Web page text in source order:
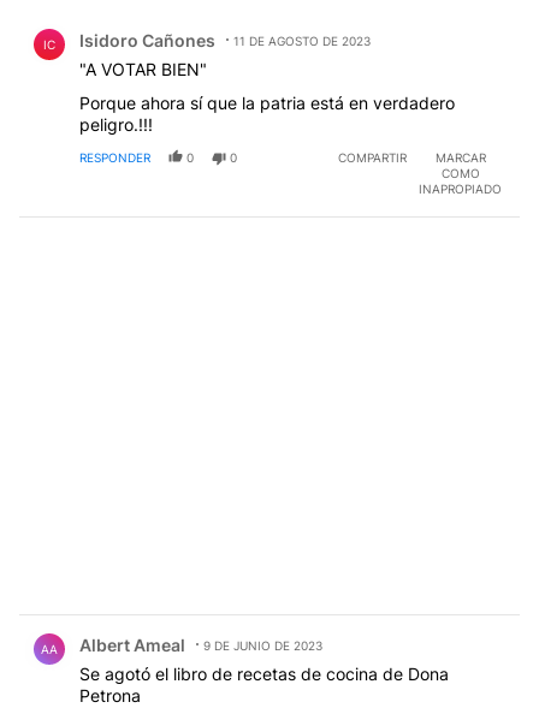
IC Isidoro Cañones 11 DE AGOSTO DE 2023
"A VOTAR BIEN"
Porque ahora sí que la patria está en verdadero
peligro.!!!
RESPONDER 0 0 COMPARTIR
MARCAR
COMO
INAPROPIADO
AA Albert Ameal 9 DE JUNIO DE 2023
Se agotó el libro de recetas de cocina de Dona
Petrona